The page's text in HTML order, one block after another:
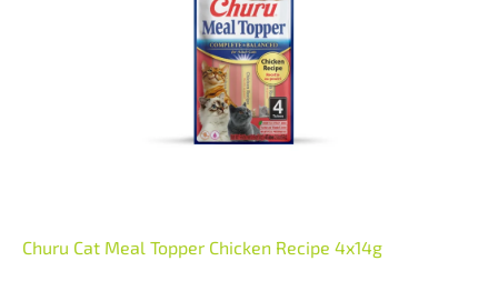
Churu Cat Meal Topper Chicken Recipe 4x14g